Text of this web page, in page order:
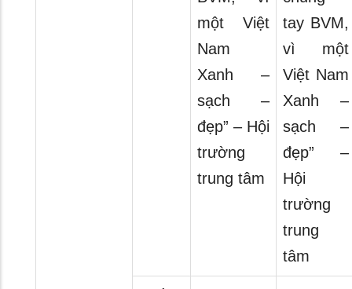
một Việt
Nam
Xanh –
sạch –
đẹp” – Hội
trường
trung tâm
tay BVM,
vì một
Việt Nam
Xanh –
sạch –
đẹp” –
Hội
trường
trung
tâm